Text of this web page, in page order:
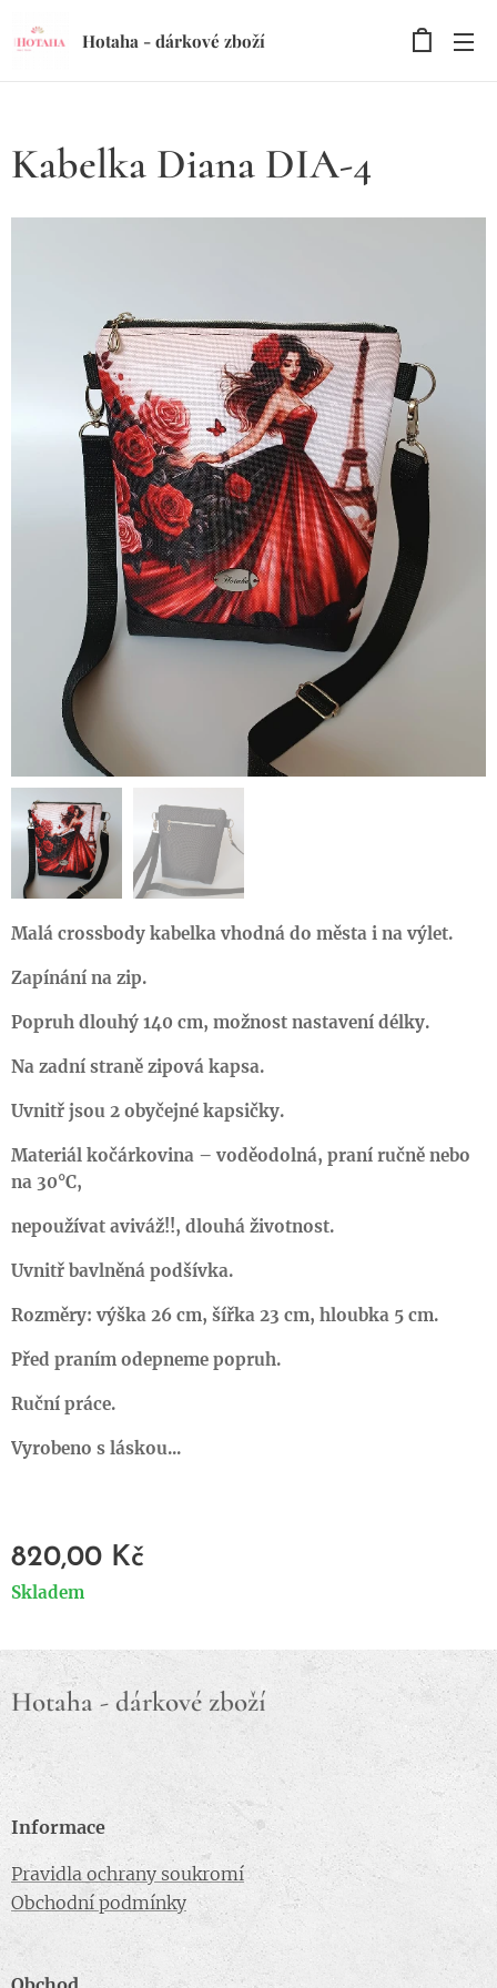
Hotaha - dárkové zboží
Kabelka Diana DIA-4
Malá crossbody kabelka vhodná do města i na výlet.
Zapínání na zip.
Popruh dlouhý 140 cm, možnost nastavení délky.
Na zadní straně zipová kapsa.
Uvnitř jsou 2 obyčejné kapsičky.
Materiál kočárkovina – voděodolná, praní ručně nebo
na 30°C,
nepoužívat aviváž!!, dlouhá životnost.
Uvnitř bavlněná podšívka.
Rozměry: výška 26 cm, šířka 23 cm, hloubka 5 cm.
Před praním odepneme popruh.
Ruční práce.
Vyrobeno s láskou...
820,00 Kč
Skladem
Hotaha - dárkové zboží
Informace
Pravidla ochrany soukromí
Obchodní podmínky